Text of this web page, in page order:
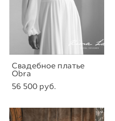
Свадебное платье
Obra
56 500 pуб.